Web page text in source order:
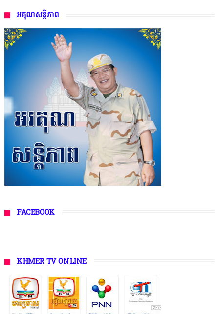
អគុណសន្តិភាព
FACEBOOK
KHMER TV ONLINE